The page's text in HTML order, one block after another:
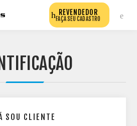
REVENDEDOR
FAÇA SEU CADASTRO
SOU CLIENTE